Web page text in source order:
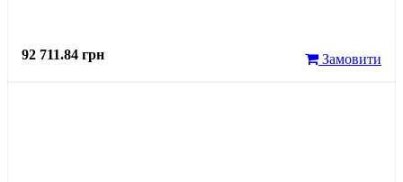
92 711.84 грн Замовити